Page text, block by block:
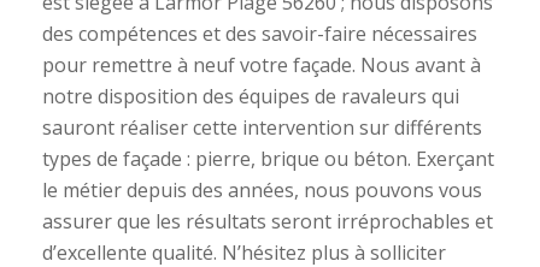
des compétences et des savoir-faire nécessaires
pour remettre à neuf votre façade. Nous avant à
notre disposition des équipes de ravaleurs qui
sauront réaliser cette intervention sur différents
types de façade : pierre, brique ou béton. Exerçant
le métier depuis des années, nous pouvons vous
assurer que les résultats seront irréprochables et
d’excellente qualité. N’hésitez plus à solliciter